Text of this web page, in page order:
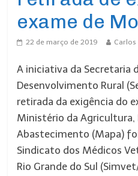
exame de
22 de março de 2019
A iniciativa da Secretaria
Desenvolvimento Rural
retirada da exigência do
Ministério da Agricultura,
Abastecimento (Mapa)
Sindicato dos Médicos
Rio Grande do Sul